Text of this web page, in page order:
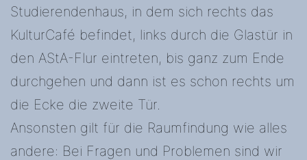
Studierendenhaus, in dem sich rechts das
KulturCafé befindet, links durch die Glastür in
den AStA-Flur eintreten, bis ganz zum Ende
durchgehen und dann ist es schon rechts um
die Ecke die zweite Tür.
Ansonsten gilt für die Raumfindung wie alles
andere: Bei Fragen und Problemen sind wir